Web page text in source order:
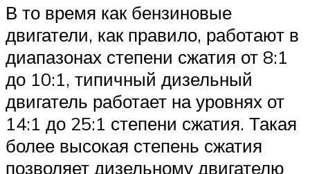
В то время как бензиновые
двигатели, как правило, работают в
диапазонах степени сжатия от 8:1
до 10:1, типичный дизельный
двигатель работает на уровнях от
14:1 до 25:1 степени сжатия. Такая
более высокая степень сжатия
позволяет дизельному двигателю